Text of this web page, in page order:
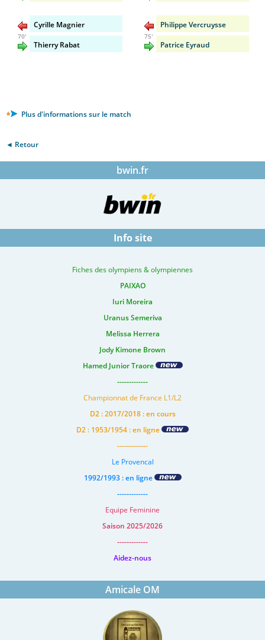
Cyrille Magnier
70'
Thierry Rabat
Philippe Vercruysse
75'
Patrice Eyraud
Plus d'informations sur le match
◄ Retour
bwin.fr
Info site
Fiches des olympiens & olympiennes
PAIXAO
Iuri Moreira
Uranus Semeriva
Melissa Herrera
Jody Kimone Brown
Hamed Junior Traore
-------------
Championnat de France L1/L2
D2 : 2017/2018 : en cours
D2 : 1953/1954 : en ligne
-------------
Le Provencal
1992/1993 : en ligne
-------------
Equipe Feminine
Saison 2025/2026
-------------
Aidez-nous
Amicale OM